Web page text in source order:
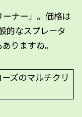
ナー」。価格は
的なスプレータ
りますね。